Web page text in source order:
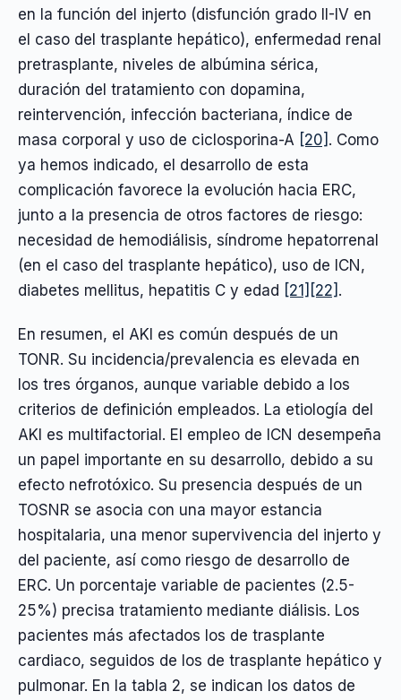
en la función del injerto (disfunción grado II-IV en
el caso del trasplante hepático), enfermedad renal
pretrasplante, niveles de albúmina sérica,
duración del tratamiento con dopamina,
reintervención, infección bacteriana, índice de
masa corporal y uso de ciclosporina-A [20] . Como
ya hemos indicado, el desarrollo de esta
complicación favorece la evolución hacia ERC,
junto a la presencia de otros factores de riesgo:
necesidad de hemodiálisis, síndrome hepatorrenal
(en el caso del trasplante hepático), uso de ICN,
diabetes mellitus, hepatitis C y edad [21] [22] .
En resumen, el AKI es común después de un
TONR. Su incidencia/prevalencia es elevada en
los tres órganos, aunque variable debido a los
criterios de definición empleados. La etiología del
AKI es multifactorial. El empleo de ICN desempeña
un papel importante en su desarrollo, debido a su
efecto nefrotóxico. Su presencia después de un
TOSNR se asocia con una mayor estancia
hospitalaria, una menor supervivencia del injerto y
del paciente, así como riesgo de desarrollo de
ERC. Un porcentaje variable de pacientes (2.5-
25%) precisa tratamiento mediante diálisis. Los
pacientes más afectados los de trasplante
cardiaco, seguidos de los de trasplante hepático y
pulmonar. En la tabla 2, se indican los datos de